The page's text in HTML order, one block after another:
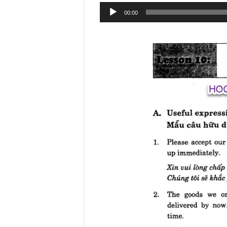
Audio
Player
00:00